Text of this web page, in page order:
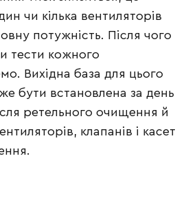
чи кілька вентиляторів
потужність. Після чого
тести кожного
Вихідна база для цього
бути встановлена за день
ретельного очищення й
клапанів і касет